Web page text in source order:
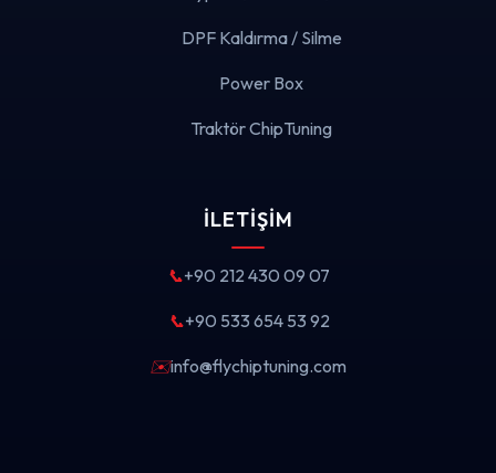
DPF Kaldırma / Silme
Power Box
Traktör ChipTuning
İLETIŞIM
📞+90 212 430 09 07
📞+90 533 654 53 92
✉️info@flychiptuning.com